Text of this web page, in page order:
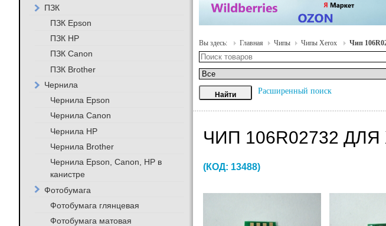
Вы здесь: Главная Чипы Чипы Xerox Чип
Расширенный поиск
ЧИП 106R02732 ДЛЯ
(КОД: 13488)
ПЗК
ПЗК Epson
ПЗК HP
ПЗК Canon
ПЗК Brother
Чернила
Чернила Epson
Чернила Canon
Чернила HP
Чернила Brother
Чернила Epson, Canon, HP в
канистре
Фотобумага
Фотобумага глянцевая
Фотобумага матовая